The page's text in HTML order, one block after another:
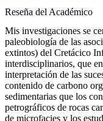
Reseña del Académico
Mis investigaciones se
paleobiología de las
extintos) del Cretácico
interdisciplinarios, que
interpretación de las
contenido de carbono
sedimentarias que los
petrográficos de rocas
de microfacies y los